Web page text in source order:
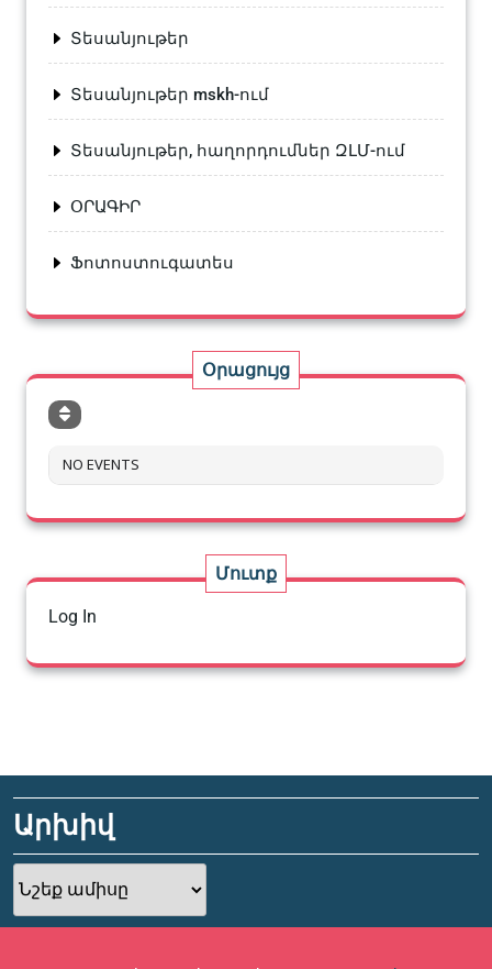
Տեսանյութեր
Տեսանյութեր mskh-ում
Տեսանյութեր, հաղորդումներ ԶԼՄ-ում
ՕՐԱԳԻՐ
Ֆոտոստուգատես
Օրացույց
NO EVENTS
Մուտք
Log In
Արխիվ